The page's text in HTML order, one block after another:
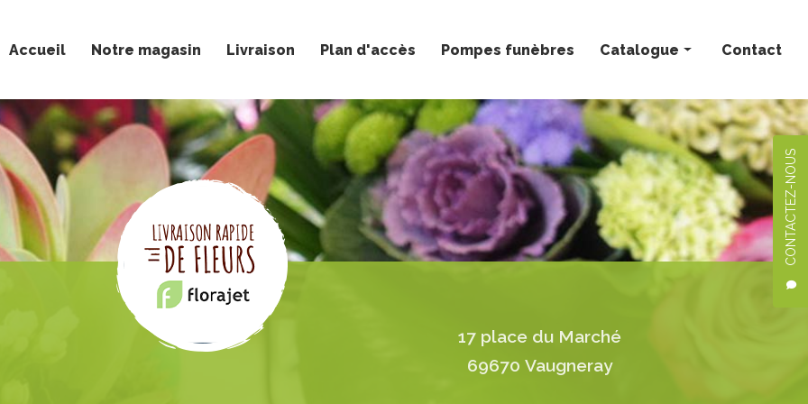
CONTACTEZ-NOUS
Accueil Notre magasin Livraison Plan d'accès Pompes funèbres Catalogue
Bouquets personnalisés
Compositions florales
Deuil
Mariage
Plantes
Contact
17 place du Marché
69670 Vaugneray